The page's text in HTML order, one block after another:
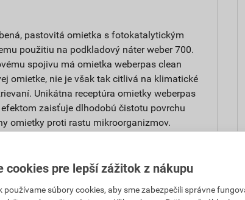
pastovitá omietka s fotokatalytickým
použitiu na podkladový náter weber 700.
spojivu má omietka weberpas clean
omietke, nie je však tak citlivá na klimatické
Unikátna receptúra omietky weberpas
zaisťuje dlhodobú čistotu povrchu
omietky proti rastu mikroorganizmov.
tým, že na povrchu omietky
splodiny a zlúčeniny škodiace ľudskému
cookies pre lepší zážitok z nákupu
používame súbory cookies, aby sme zabezpečili správne